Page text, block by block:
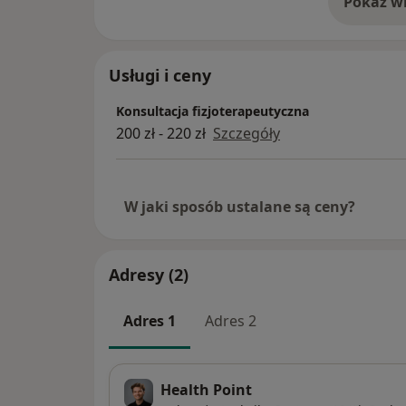
o
Usługi i ceny
Konsultacja fizjoterapeutyczna
200 zł - 220 zł Szczegóły
W jaki sposób ustalane są ceny?
Adresy (2)
Adres 1 Adres 2
Health Point